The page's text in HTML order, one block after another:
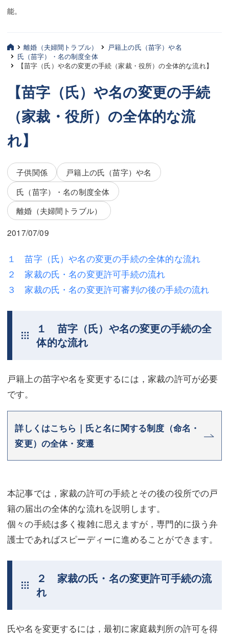
三平 聡史
坂本 陽一
桶川 聡
三平 隆史
吉元 優仁
小川 祐
弁護士費用
不動産
相続・遺言
離婚（夫婦間トラブル）
労働問題（解雇，残業等）
刑事弁護
不動産登記
商業登記
調査・書面作成
アクセス
東京事務所 (新宿・四谷)
埼玉事務所 (さいたま市)
能。
三平 聡史
坂本 陽一
桶川 聡
三平 隆史
吉元 優仁
弁護士費用
不動産
相続・遺言
離婚（夫婦間トラブル）
企業法務
刑事弁護
交通事故
商業登記
調査・書面作成
債務整理
東京事務所 (新宿・四谷)
埼玉事務所 (さいたま市)
川口事務所（埼玉県川口市）
お問い合せフォーム
離婚（夫婦間トラブル）
戸籍上の氏（苗字）や名
氏（苗字）・名の制度全体
【苗字（氏）や名の変更の手続（家裁・役所）の全体的な流れ】
【苗字（氏）や名の変更の手続
（家裁・役所）の全体的な流
れ】
子供関係
戸籍上の氏（苗字）や名
氏（苗字）・名の制度全体
離婚（夫婦間トラブル）
2017/07/09
１ 苗字（氏）や名の変更の手続の全体的な流れ
２ 家裁の氏・名の変更許可手続の流れ
３ 家裁の氏・名の変更許可審判の後の手続の流れ
１ 苗字（氏）や名の変更の手続の全
体的な流れ
戸籍上の苗字や名を変更するには，家裁の許可が必要
です。
詳しくはこちら｜氏と名に関する制度（命名・
変更）の全体・変遷
本記事では，家裁の許可の手続とその後の役所での戸
籍の届出の全体的な流れを説明します。
個々の手続は多く複雑に思えますが，専門的に扱う弁
護士であればスピーディーに進めることができます。
２ 家裁の氏・名の変更許可手続の流
れ
氏や名を変更するには，最初に家庭裁判所の許可を得